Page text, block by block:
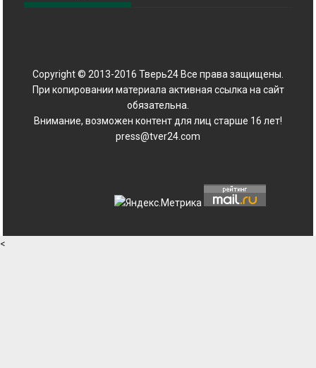
Copyright © 2013-2016 Тверь24 Все права защищены.
При копировании материала активная ссылка на сайт
обязательна.
Внимание, возможен контент для лиц старше 16 лет!
press@tver24.com
<